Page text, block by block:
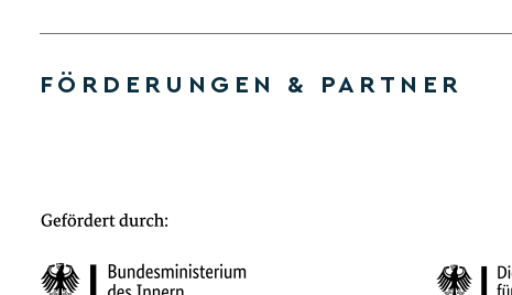
FÖRDERUNGEN & PARTNER